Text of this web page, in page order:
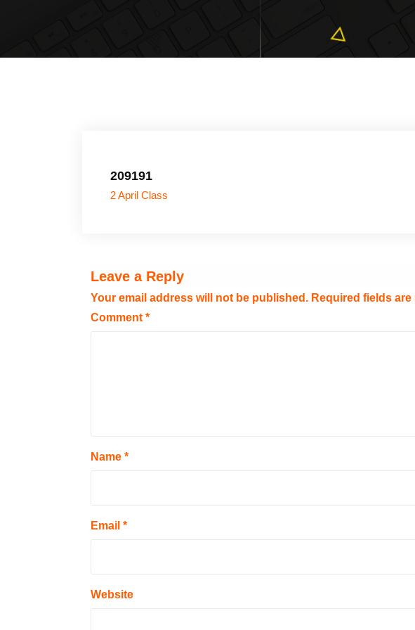
209191
2 April Class
Leave a Reply
Your email address will not be published. Required fields are
Comment *
Name *
Email *
Website